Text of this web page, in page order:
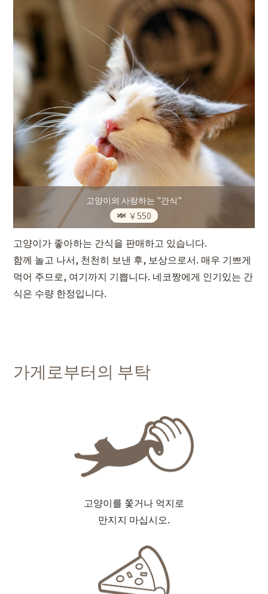
고양이의 사랑하는 "간식"
￥550
고양이가 좋아하는 간식을 판매하고 있습니다.
함께 놀고 나서, 천천히 보낸 후, 보상으로서. 매우 기쁘게
먹어 주므로, 여기까지 기쁩니다. 네코짱에게 인기있는 간
식은 수량 한정입니다.
가게로부터의 부탁
고양이를 쫓거나 억지로
만지지 마십시오.